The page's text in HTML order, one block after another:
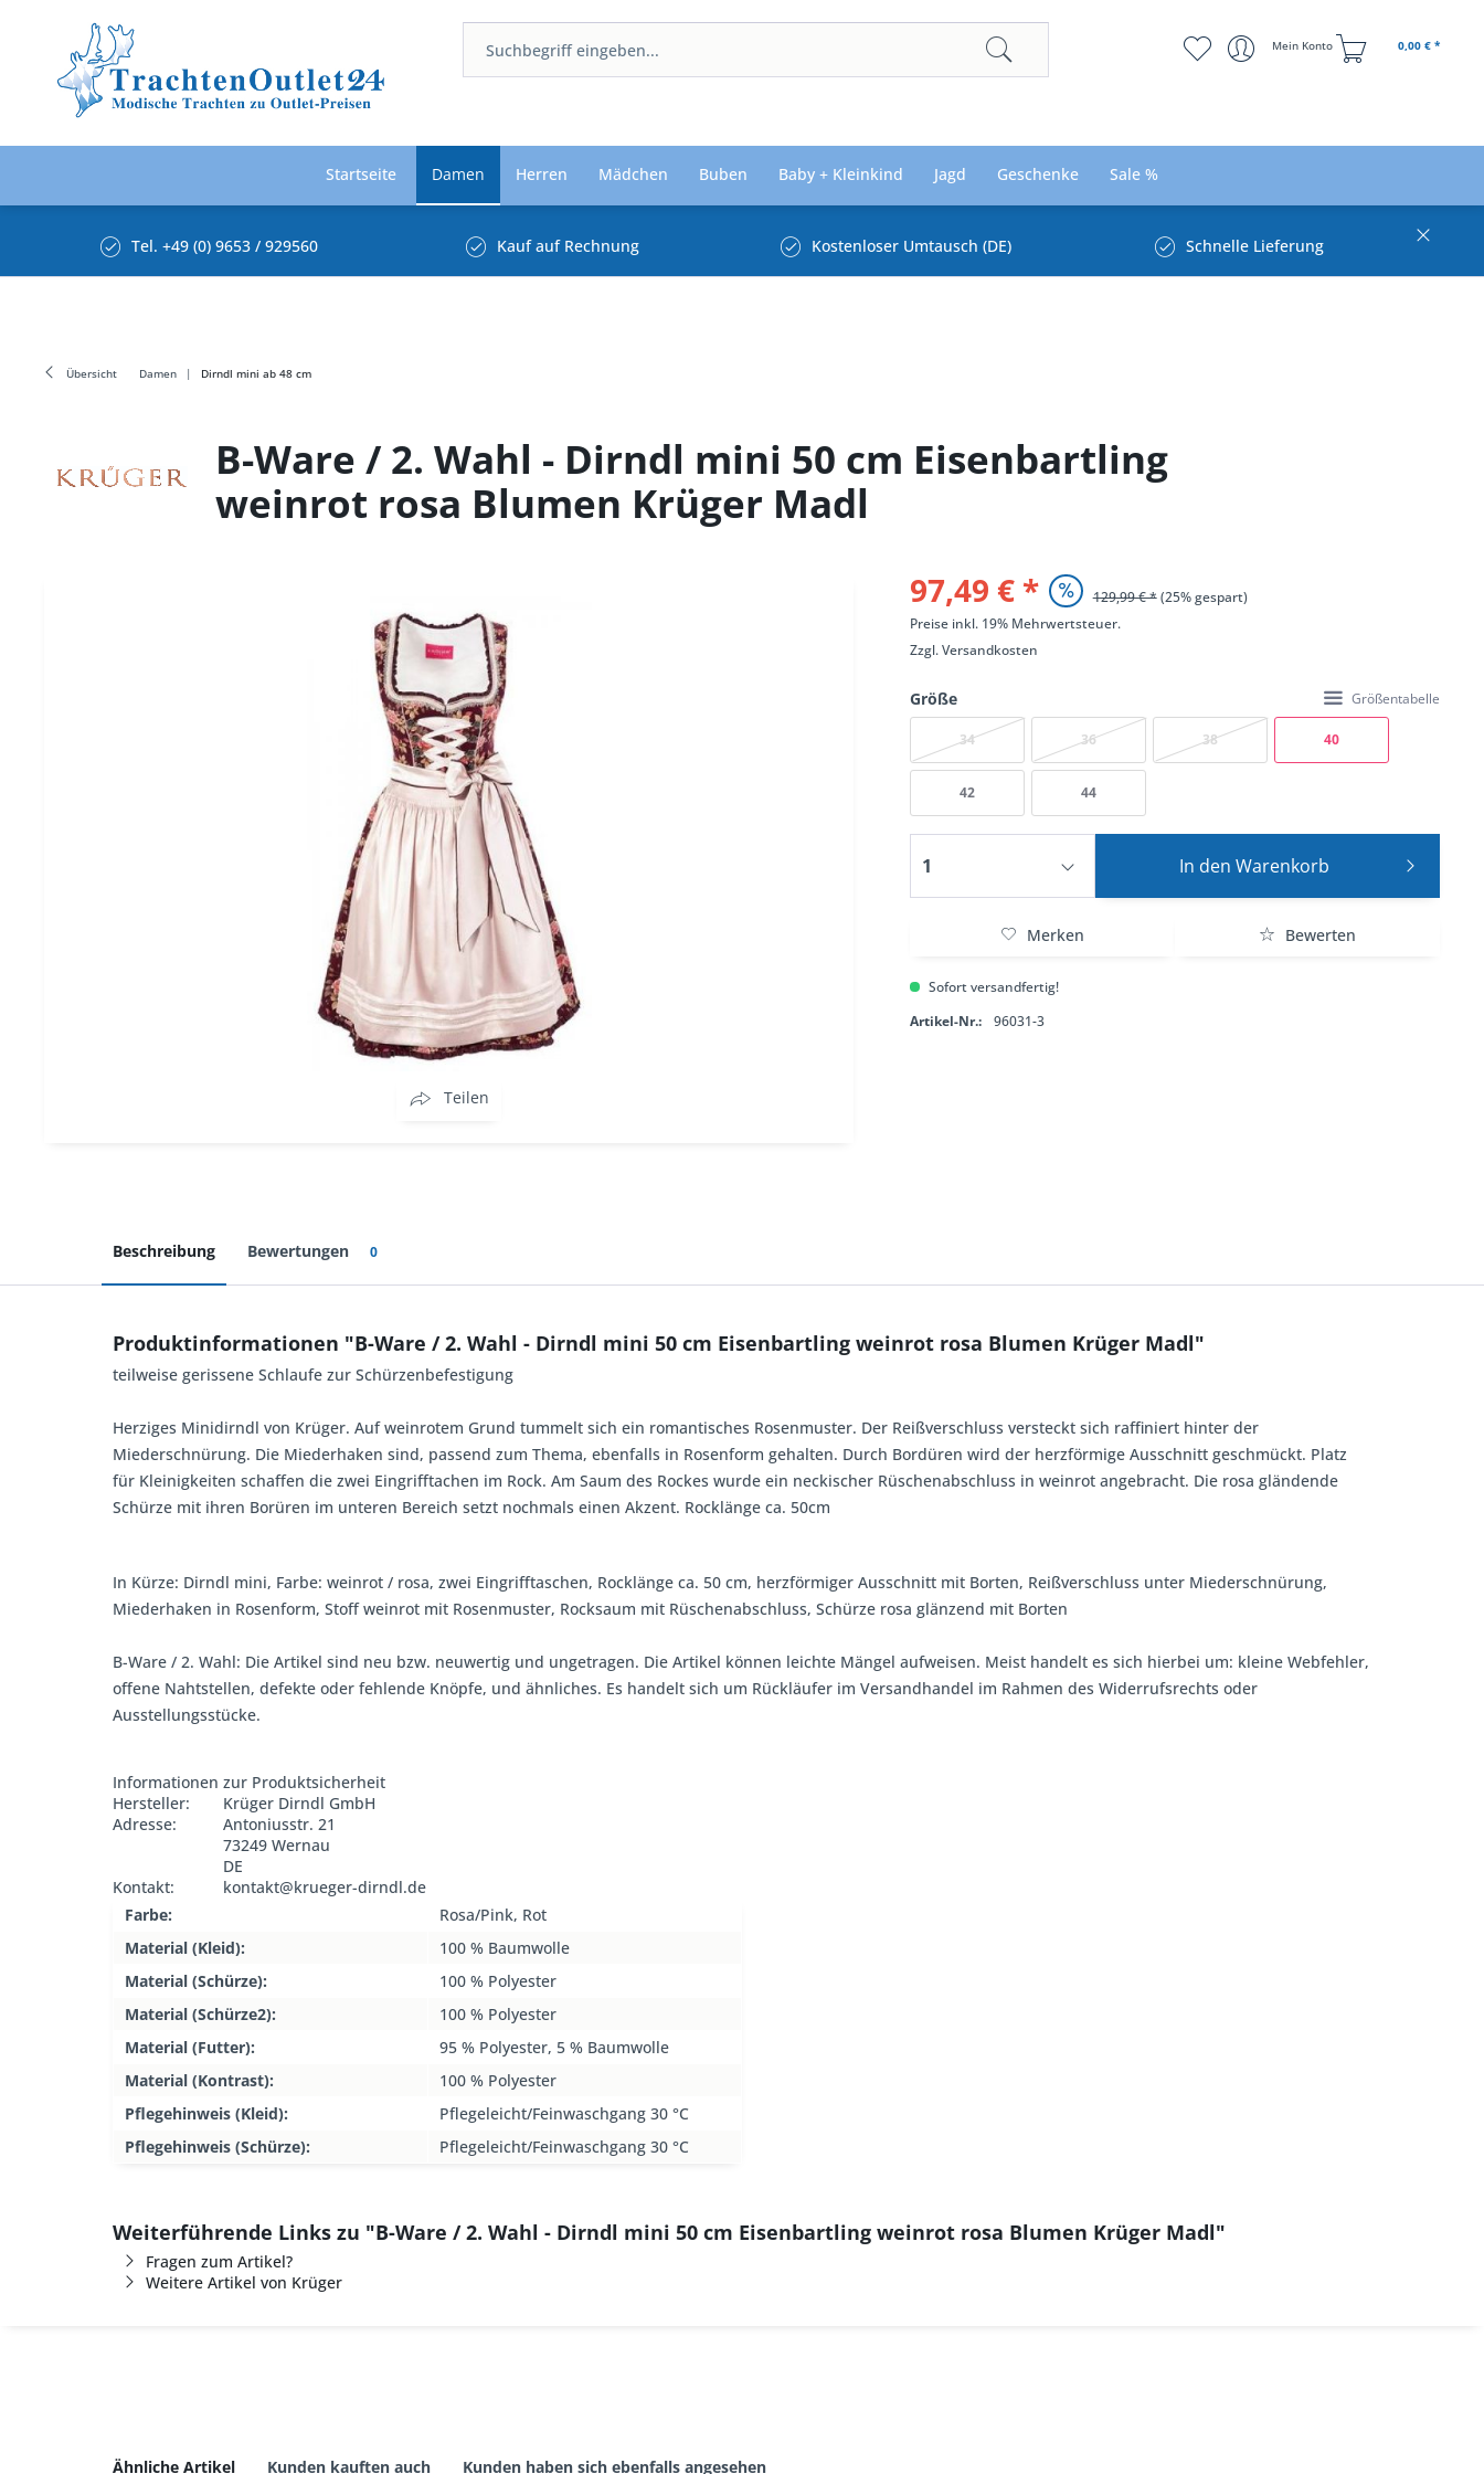
Mein Konto 0,00 € *
Startseite Damen Herren Mädchen Buben Baby + Kleinkind Jagd Geschenke Sale %
Tel. +49 (0) 9653 / 929560 Kauf auf Rechnung Kostenloser Umtausch (DE) Schnelle Lieferung
Übersicht Damen Dirndl mini ab 48 cm
B-Ware / 2. Wahl - Dirndl mini 50 cm Eisenbartling
weinrot rosa Blumen Krüger Madl
Teilen
97,49 € * 129,99 € *(25% gespart)
Preise inkl. 19% Mehrwertsteuer.
Zzgl.Versandkosten
Größe Größentabelle
34 36 38 40
42 44
In den Warenkorb
Merken Bewerten
Sofort versandfertig!
Artikel-Nr.:
96031-3
Beschreibung Bewertungen 0
Produktinformationen "B-Ware / 2. Wahl - Dirndl mini 50 cm Eisenbartling weinrot rosa Blumen Krüger Madl"
teilweise gerissene Schlaufe zur Schürzenbefestigung
Herziges Minidirndl von Krüger. Auf weinrotem Grund tummelt sich ein romantisches Rosenmuster. Der Reißverschluss versteckt sich raffiniert hinter der
Miederschnürung. Die Miederhaken sind, passend zum Thema, ebenfalls in Rosenform gehalten. Durch Bordüren wird der herzförmige Ausschnitt geschmückt. Platz
für Kleinigkeiten schaffen die zwei Eingrifftachen im Rock. Am Saum des Rockes wurde ein neckischer Rüschenabschluss in weinrot angebracht. Die rosa gländende
Schürze mit ihren Borüren im unteren Bereich setzt nochmals einen Akzent. Rocklänge ca. 50cm
In Kürze: Dirndl mini, Farbe: weinrot / rosa, zwei Eingrifftaschen, Rocklänge ca. 50 cm, herzförmiger Ausschnitt mit Borten, Reißverschluss unter Miederschnürung,
Miederhaken in Rosenform, Stoff weinrot mit Rosenmuster, Rocksaum mit Rüschenabschluss, Schürze rosa glänzend mit Borten
B-Ware / 2. Wahl: Die Artikel sind neu bzw. neuwertig und ungetragen. Die Artikel können leichte Mängel aufweisen. Meist handelt es sich hierbei um: kleine Webfehler,
offene Nahtstellen, defekte oder fehlende Knöpfe, und ähnliches. Es handelt sich um Rückläufer im Versandhandel im Rahmen des Widerrufsrechts oder
Ausstellungsstücke.
Informationen zur Produktsicherheit
Hersteller:
Krüger Dirndl GmbH
Adresse:
Antoniusstr. 21
73249 Wernau
DE
Kontakt:
kontakt@krueger-dirndl.de
Farbe:
Rosa/Pink, Rot
Material (Kleid):
100 % Baumwolle
Material (Schürze):
100 % Polyester
Material (Schürze2):
100 % Polyester
Material (Futter):
95 % Polyester, 5 % Baumwolle
Material (Kontrast):
100 % Polyester
Pflegehinweis (Kleid):
Pflegeleicht/Feinwaschgang 30 °C
Pflegehinweis (Schürze):
Pflegeleicht/Feinwaschgang 30 °C
Weiterführende Links zu "B-Ware / 2. Wahl - Dirndl mini 50 cm Eisenbartling weinrot rosa Blumen Krüger Madl"
Fragen zum Artikel?
Weitere Artikel von Krüger
Ähnliche Artikel Kunden kauften auch Kunden haben sich ebenfalls angesehen